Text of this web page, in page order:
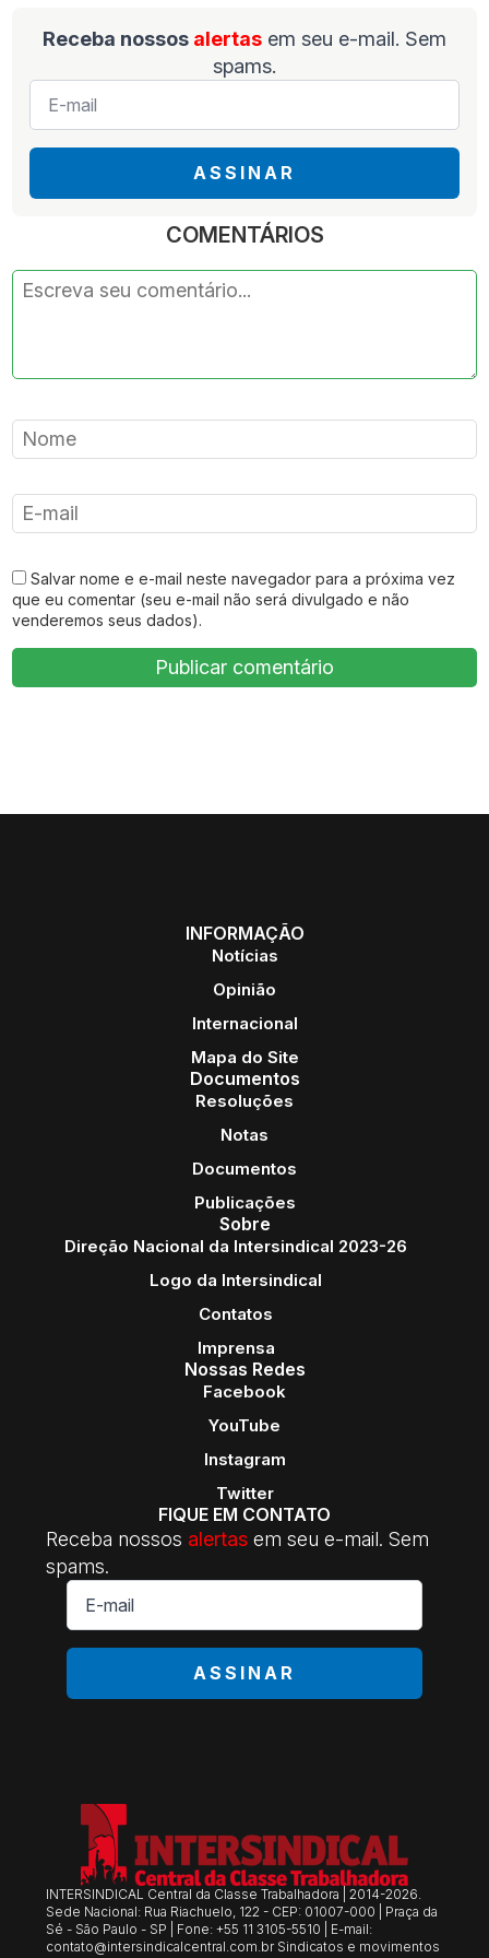
Receba nossos alertas em seu e-mail. Sem
spams.
E-
mail
ASSINAR
COMENTÁRIOS
Salvar nome e e-mail neste navegador para a próxima vez
que eu comentar (seu e-mail não será divulgado e não
venderemos seus dados).
INFORMAÇÃO
Notícias
Opinião
Internacional
Mapa do Site
Documentos
Resoluções
Notas
Documentos
Publicações
Sobre
Direção Nacional da Intersindical 2023-26
Logo da Intersindical
Contatos
Imprensa
Nossas Redes
Facebook
YouTube
Instagram
Twitter
FIQUE EM CONTATO
Receba nossos alertas em seu e-mail. Sem
spams.
E-
mail
*
ASSINAR
INTERSINDICAL Central da Classe Trabalhadora | 2014-2026.
Sede Nacional: Rua Riachuelo, 122 - CEP: 01007-000 | Praça da
Sé - São Paulo - SP | Fone: +55 11 3105-5510 | E-mail:
contato@intersindicalcentral.com.br Sindicatos e movimentos